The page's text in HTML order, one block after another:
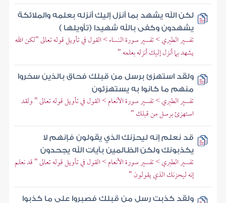
لكن الله يشهد بما أنزل إليك أنزله بعلمه والملائكة
يشهدون وكفى بالله شهيدا (تأويلها )
تفسير الطبري > تفسير سورة النساء > القول في تأويل قوله تعالى "لكن الله
يشهد بما أنزل إليك أنزله بعلمه "
ولقد استهزئ برسل من قبلك فحاق بالذين سخروا
منهم ما كانوا به يستهزئون
تفسير الطبري > تفسير سورة الأنعام > القول في تأويل قوله تعالى " ولقد
استهزئ برسل من قبلك "
قد نعلم إنه ليحزنك الذي يقولون فإنهم لا
يكذبونك ولكن الظالمين بآيات الله يجحدون
تفسير الطبري > تفسير سورة الأنعام > القول في تأويل قوله تعالى " قد نعلم
إنه ليحزنك الذي يقولون "
ولقد كذبت رسل من قبلك فصبروا على ما كذبوا